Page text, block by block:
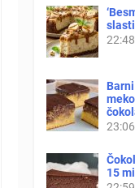
22:48
23:06
15